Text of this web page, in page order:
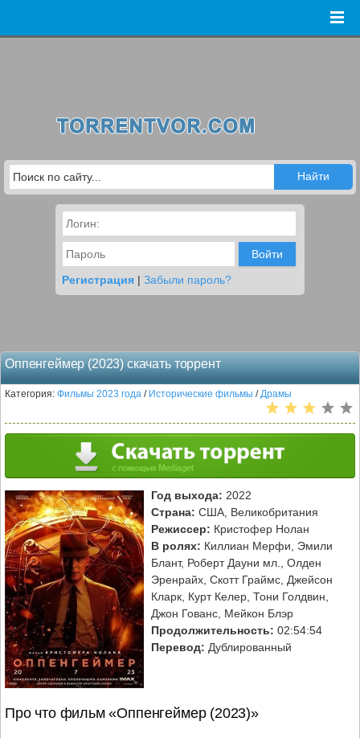
Войти
Регистрация | Забыли пароль?
Оппенгеймер (2023) скачать торрент
Категория: Фильмы 2023 года / Исторические фильмы /Драмы
Год выхода: 2022
Страна: США, Великобритания
Режиссер: Кристофер Нолан
В ролях: Киллиан Мерфи, Эмили
Блант, Роберт Дауни мл., Олден
Эренрайх, Скотт Граймс, Джейсон
Кларк, Курт Келер, Тони Голдвин,
Джон Гованс, Мейкон Блэр
Продолжительность: 02:54:54
Перевод: Дублированный
Про что фильм «Оппенгеймер (2023)»